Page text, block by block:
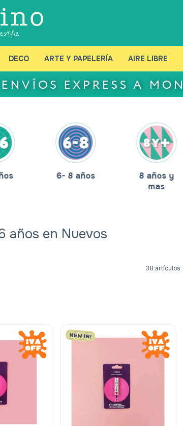
DECO ARTE Y PAPELERÍA AIRE LIBRE
6- 8 años
8 años y
mas
años en Nuevos
38 artículos